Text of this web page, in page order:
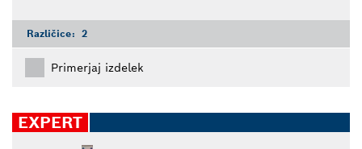
Različice: 2
Primerjaj izdelek
EXPERT